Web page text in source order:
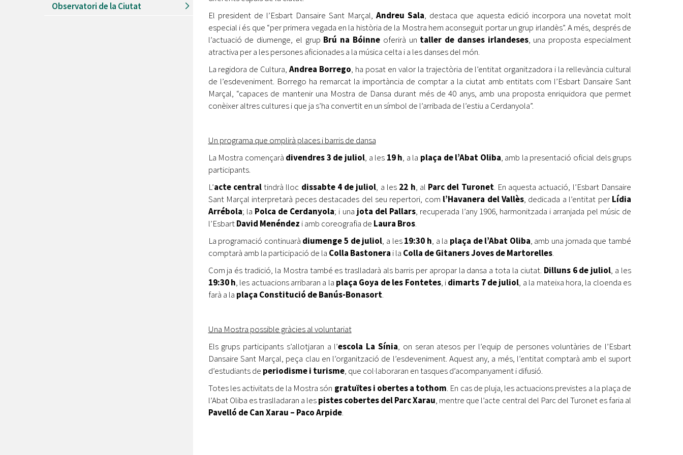
Observatori de la Ciutat
El president de l’Esbart Dansaire Sant Marçal, Andreu Sala, destaca que aquesta edició incorpora una novetat molt
especial i és que “per primera vegada en la història de la Mostra hem aconseguit portar un grup irlandès”. A més, després de
l’actuació de diumenge, el grup Brú na Bóinneoferirà un taller de danses irlandeses, una proposta especialment
atractiva per a les persones aficionades a la música celta i a les danses del món.
La regidora de Cultura,Andrea Borrego, ha posat en valor la trajectòria de l’entitat organitzadora i la rellevància cultural
de l’esdeveniment. Borrego ha remarcat la importància de comptar a la ciutat amb entitats com l’Esbart Dansaire Sant
Marçal, “capaces de mantenir una Mostra de Dansa durant més de 40 anys, amb una proposta enriquidora que permet
conèixer altres cultures i que ja s’ha convertit en un símbol de l’arribada de l’estiu a Cerdanyola”.
Un programa que omplirà places i barris de dansa
La Mostra començarà divendres 3 de juliol, a les 19 h, a la plaça de l’Abat Oliba, amb la presentació oficial dels grups
participants.
L’acte centraltindrà lloc dissabte 4 de juliol, a les 22 h, al Parc del Turonet. En aquesta actuació, l’Esbart Dansaire
Sant Marçal interpretarà peces destacades del seu repertori, com l’Havanera del Vallès, dedicada a l’entitat per Lídia
Arrébola; la Polca de Cerdanyola; i una jota del Pallars, recuperada l’any 1906, harmonitzada i arranjada pel músic de
l’EsbartDavid Menéndez i amb coreografia de Laura Bros.
La programació continuarà diumenge 5 de juliol, a les19:30 h, a la plaça de l’Abat Oliba, amb una jornada que també
comptarà amb la participació de la Colla Bastonera i la Colla de Gitaners Joves de Martorelles.
Com ja és tradició, la Mostra també es traslladarà als barris per apropar la dansa a tota la ciutat. Dilluns 6 de juliol, a les
19:30 h, les actuacions arribaran a la plaça Goya de les Fontetes, idimarts 7 de juliol, a la mateixa hora, la cloenda es
farà a la plaça Constitució de Banús-Bonasort.
Una Mostra possible gràcies al voluntariat
Els grups participants s’allotjaran a l’escola La Sínia, on seran atesos per l’equip de persones voluntàries de l’Esbart
Dansaire Sant Marçal, peça clau en l’organització de l’esdeveniment. Aquest any, a més, l’entitat comptarà amb el suport
d’estudiants de periodisme i turisme, que col·laboraran en tasques d’acompanyament i difusió.
Totes les activitats de la Mostra són gratuïtes i obertes a tothom. En cas de pluja, les actuacions previstes a la plaça de
l’Abat Oliba es traslladaran a lespistes cobertes del Parc Xarau, mentre que l’acte central del Parc del Turonet es faria al
Pavelló de Can Xarau – Paco Arpide.